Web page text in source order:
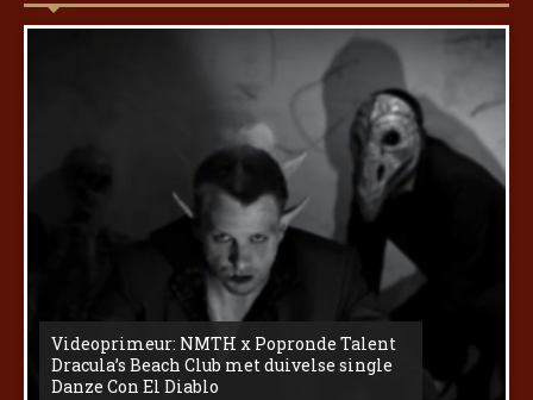
Videoprimeur: NMTH x Popronde Talent
Dracula’s Beach Club met duivelse single
Danze Con El Diablo